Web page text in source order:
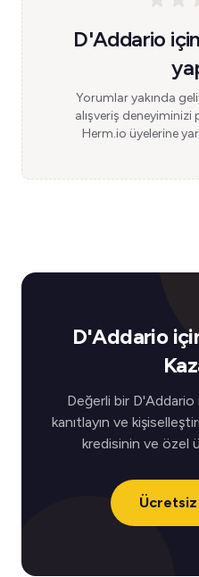
D'Addario
Yorumlar yakında
alışveriş
Herm.io üyelerine
D'Addario
Değerli bir
kanıtlayın ve
kredisinin ve özel